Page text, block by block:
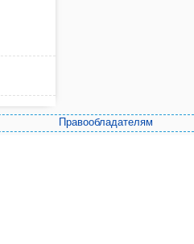
Правообладателям